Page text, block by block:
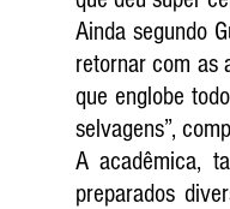
Ainda segundo
retornar com as
que englobe
selvagens”,
A acadêmica,
preparados